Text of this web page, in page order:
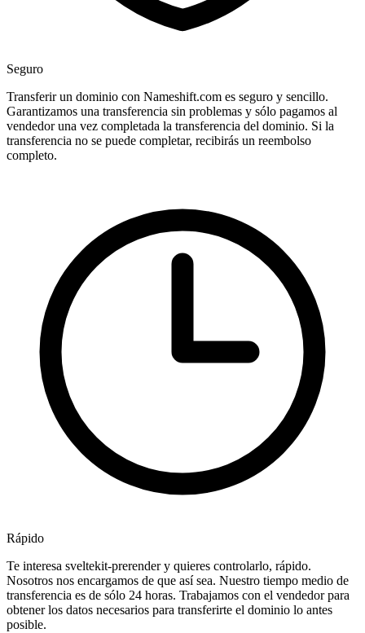
Seguro
Transferir un dominio con Nameshift.com es seguro y sencillo.
Garantizamos una transferencia sin problemas y sólo pagamos al
vendedor una vez completada la transferencia del dominio. Si la
transferencia no se puede completar, recibirás un reembolso
completo.
Rápido
Te interesa sveltekit-prerender y quieres controlarlo, rápido.
Nosotros nos encargamos de que así sea. Nuestro tiempo medio de
transferencia es de sólo 24 horas. Trabajamos con el vendedor para
obtener los datos necesarios para transferirte el dominio lo antes
posible.